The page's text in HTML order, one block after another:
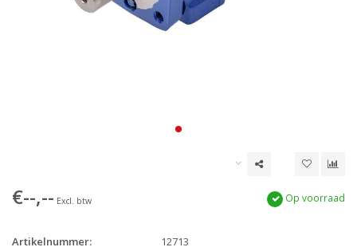
€--,-- Excl. btw Op voorraad
Artikelnummer: 12713